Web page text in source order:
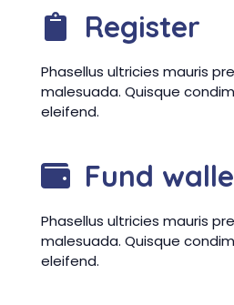
Register
Phasellus ultricies mauris
malesuada. Quisque
eleifend.
Fund
Phasellus ultricies mauris
malesuada. Quisque
eleifend.